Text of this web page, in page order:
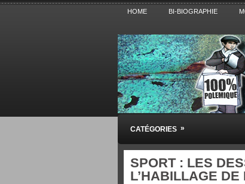
HOME BI-BIOGRAPHIE
Pensez BiBi
Blog polémique sur l'Actualité, la
CATÉGORIES »
SPORT : LES
L’HABILLAGE DE